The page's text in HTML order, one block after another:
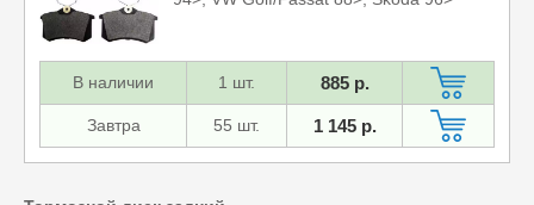
В наличии 1 шт. 885 р.
Завтра 55 шт. 1 145 р.